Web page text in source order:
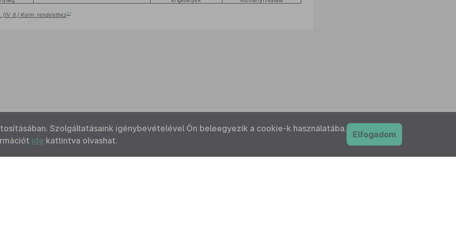
(IV. 8.) Korm. rendelethez 21
Szolgáltatásaink igénybevételével Ön beleegyezik a cookie-k használatába.
ide kattintva olvashat.
Elfogadom